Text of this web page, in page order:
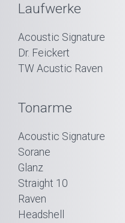
Laufwerke
Acoustic Signature
Dr. Feickert
TW Acustic Raven
Tonarme
Acoustic Signature
Sorane
Glanz
Straight 10
Raven
Headshell